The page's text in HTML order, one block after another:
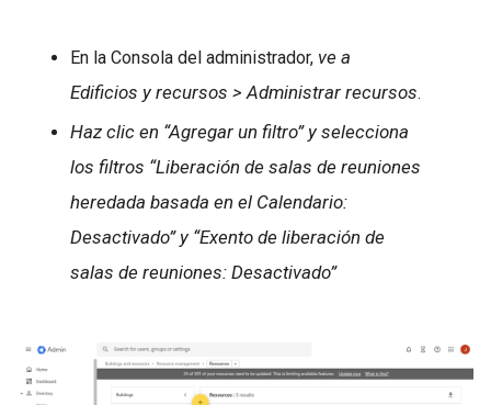
En la Consola del administrador, ve a
Edificios y recursos > Administrar recursos.
Haz clic en “Agregar un filtro” y selecciona
los filtros “Liberación de salas de reuniones
heredada basada en el Calendario:
Desactivado” y “Exento de liberación de
salas de reuniones: Desactivado”